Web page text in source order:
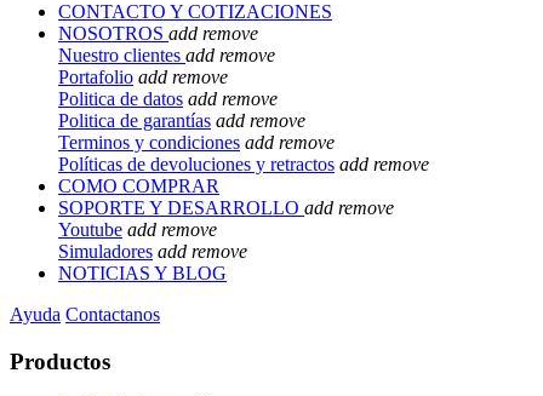
CONTACTO Y COTIZACIONES
NOSOTROS add remove
Nuestro clientes add remove
Portafolio add remove
Politica de datos add remove
Politica de garantías add remove
Terminos y condiciones add remove
Políticas de devoluciones y retractos add remove
COMO COMPRAR
SOPORTE Y DESARROLLO add remove
Youtube add remove
Simuladores add remove
NOTICIAS Y BLOG
Ayuda Contactanos
Productos